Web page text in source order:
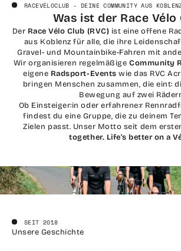
RACEVÉLOCLUB - DEINE COMMUNITY AUS
Was ist der Race Vélo
Der Race Vélo Club (RVC) ist eine offene
aus Koblenz für alle, die ihre
Gravel- und Mountainbike-Fahren mit
Wir organisieren regelmäßige Community
eigene Radsport-Events wie das RVC
bringen Menschen zusammen, die eint:
Bewegung auf zwei
Ob Einsteiger:in oder erfahrene:r
findest du eine Gruppe, die zu deinem
Zielen passt. Unser Motto seit dem
together. Life's better on a
SEIT 2018
Unsere Geschichte